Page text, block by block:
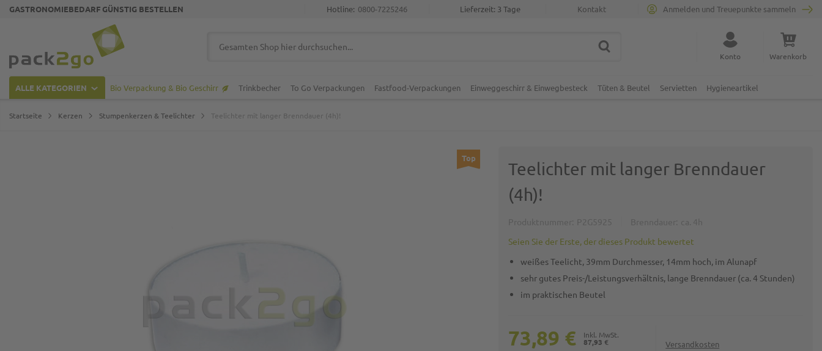
GASTRONOMIEBEDARF GÜNSTIG BESTELLEN Kontakt
Lieferzeit: 3 Tage
Hotline: 0800-7225246 Anmelden und Treuepunkte sammeln
Suche schließen
SUCHE Konto Warenkorb
ALLE KATEGORIEN Bio Verpackung & Bio Geschirr Trinkbecher To Go Verpackungen Fastfood-Verpackungen Einweggeschirr & Einwegbesteck Tüten & Beutel Servietten Hygieneartikel
Startseite Kerzen Stumpenkerzen & Teelichter Teelichter mit langer Brenndauer (4h)!
Top
Teelichter mit langer Brenndauer
(4h)!
Seien Sie der Erste, der dieses Produkt bewertet
weißes Teelicht, 39mm Durchmesser, 14mm hoch, im Alunapf
sehr gutes Preis-/Leistungsverhältnis, lange Brenndauer (ca. 4 Stunden)
im praktischen Beutel
Versandkosten
87,93 €
73,89 €